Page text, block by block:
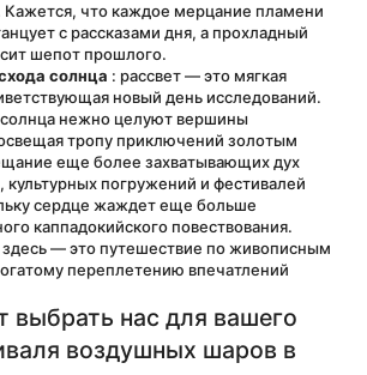
Кажется, что каждое мерцание пламени
с рассказами дня, а прохладный
шепот прошлого.
солнца : рассвет — это мягкая
новый день исследований.
нежно целуют вершины
тропу приключений золотым
еще более захватывающих дух
культурных погружений и фестивалей
сердце жаждет еще больше
каппадокийского повествования.
— это путешествие по живописным
переплетению впечатлений
выбрать нас для вашего
воздушных шаров в